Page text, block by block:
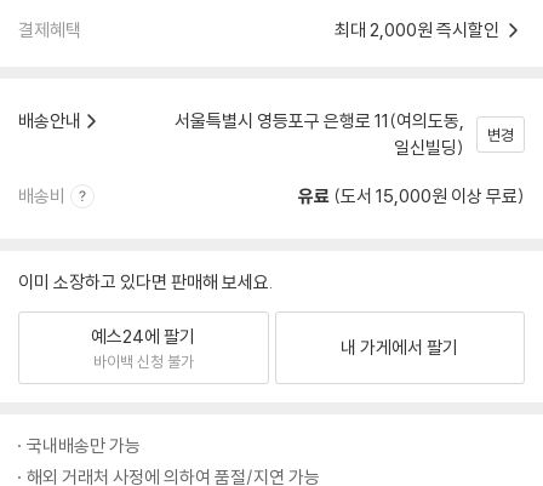
결제혜택 최대 2,000원 즉시할인
배송안내
서울특별시 영등포구 은행로 11(여의도동,
일신빌딩)
변경
배송비 유료 (도서 15,000원 이상 무료)
이미 소장하고 있다면 판매해 보세요.
예스24에 팔기
바이백 신청 불가
내 가게에서 팔기
국내배송만 가능
해외 거래처 사정에 의하여 품절/지연 가능